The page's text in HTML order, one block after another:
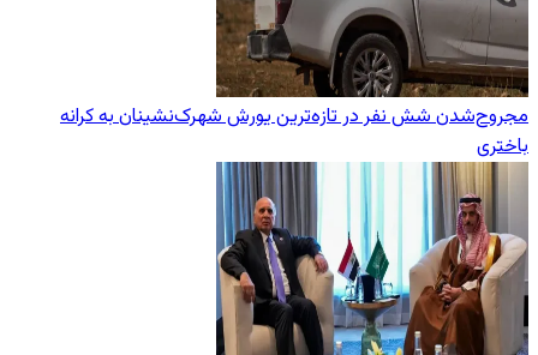
مجروح‌شدن شش نفر در تازه‌‌ترین یورش‌ شهرک‌نشینان به کرانه
باختری